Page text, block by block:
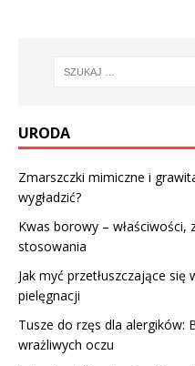
URODA
Zmarszczki mimiczne i
wygładzić?
Kwas borowy –
stosowania
Jak myć przetłuszczające
pielęgnacji
Tusze do rzęs dla alergików:
wrażliwych oczu